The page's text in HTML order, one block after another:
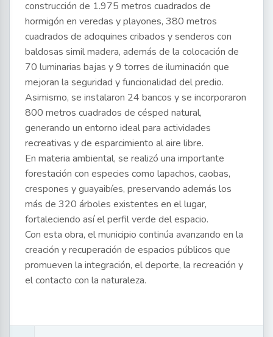
construcción de 1.975 metros cuadrados de
hormigón en veredas y playones, 380 metros
cuadrados de adoquines cribados y senderos con
baldosas simil madera, además de la colocación de
70 luminarias bajas y 9 torres de iluminación que
mejoran la seguridad y funcionalidad del predio.
Asimismo, se instalaron 24 bancos y se incorporaron
800 metros cuadrados de césped natural,
generando un entorno ideal para actividades
recreativas y de esparcimiento al aire libre.
En materia ambiental, se realizó una importante
forestación con especies como lapachos, caobas,
crespones y guayaibíes, preservando además los
más de 320 árboles existentes en el lugar,
fortaleciendo así el perfil verde del espacio.
Con esta obra, el municipio continúa avanzando en la
creación y recuperación de espacios públicos que
promueven la integración, el deporte, la recreación y
el contacto con la naturaleza.